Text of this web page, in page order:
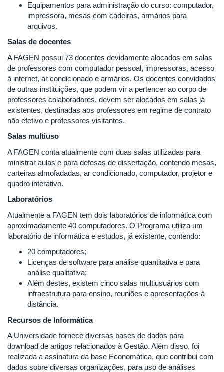
Equipamentos para administração do curso: computador,
impressora, mesas com cadeiras, armários para
arquivos.
Salas de docentes
A FAGEN possui 73 docentes devidamente alocados em salas
de professores com computador pessoal, impressoras, acesso
à internet, ar condicionado e armários. Os docentes convidados
de outras instituições, que podem vir a pertencer ao corpo de
professores colaboradores, devem ser alocados em salas já
existentes, destinadas aos professores em regime de contrato
não efetivo e professores visitantes.
Salas multiuso
A FAGEN conta atualmente com duas salas utilizadas para
ministrar aulas e para defesas de dissertação, contendo mesas,
carteiras almofadadas, ar condicionado, computador, projetor e
quadro interativo.
Laboratórios
Atualmente a FAGEN tem dois laboratórios de informática com
aproximadamente 40 computadores. O Programa utiliza um
laboratório de informática e estudos, já existente, contendo:
20 computadores;
Licenças de software para análise quantitativa e para
análise qualitativa;
Além destes, existem cinco salas multiusuários com
infraestrutura para ensino, reuniões e apresentações à
distância.
Recursos de Informática
A Universidade fornece diversas bases de dados para
download de artigos relacionados à Gestão. Além disso, foi
realizada a assinatura da base Economática, que contribui com
dados sobre diversas organizações, para uso de análises